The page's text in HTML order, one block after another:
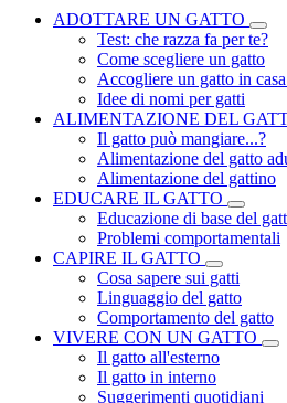
ADOTTARE UN GATTO
Test: che razza fa per te?
Come scegliere un gatto
Accogliere un gatto in
Idee di nomi per gatti
ALIMENTAZIONE DEL
Il gatto può mangiare...?
Alimentazione del gatto
Alimentazione del gattino
EDUCARE IL GATTO
Educazione di base del
Problemi comportamentali
CAPIRE IL GATTO
Cosa sapere sui gatti
Linguaggio del gatto
Comportamento del gatto
VIVERE CON UN GATTO
Il gatto all'esterno
Il gatto in interno
Suggerimenti quotidiani